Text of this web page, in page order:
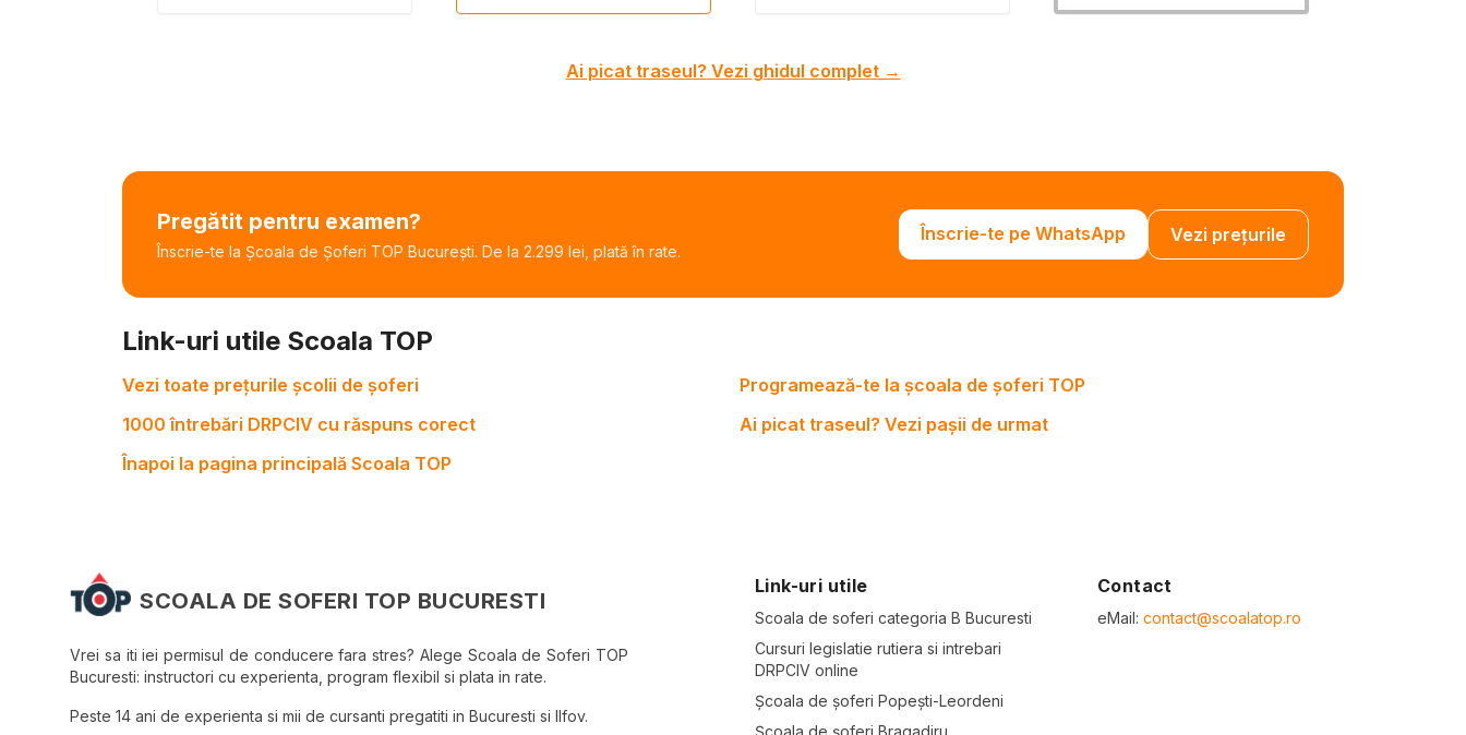
Ai picat traseul? Vezi ghidul complet →
Pregătit pentru examen?
Înscrie-te la Școala de Șoferi TOP București. De la 2.299 lei, plată în rate.
Înscrie-te pe WhatsApp Vezi prețurile
Link-uri utile Scoala TOP
Vezi toate prețurile școlii de șoferi
Programează-te la școala de șoferi TOP
1000 întrebări DRPCIV cu răspuns corect
Ai picat traseul? Vezi pașii de urmat
Înapoi la pagina principală Scoala TOP
SCOALA DE SOFERI TOP BUCURESTI
Vrei sa iti iei permisul de conducere fara stres? Alege Scoala de Soferi TOP
Bucuresti: instructori cu experienta, program flexibil si plata in rate.
Peste 14 ani de experienta si mii de cursanti pregatiti in Bucuresti si Ilfov.
Link-uri utile
Scoala de soferi categoria B Bucuresti
Cursuri legislatie rutiera si intrebari
DRPCIV online
Școala de șoferi Popești-Leordeni
Contact
eMail: contact@scoalatop.ro